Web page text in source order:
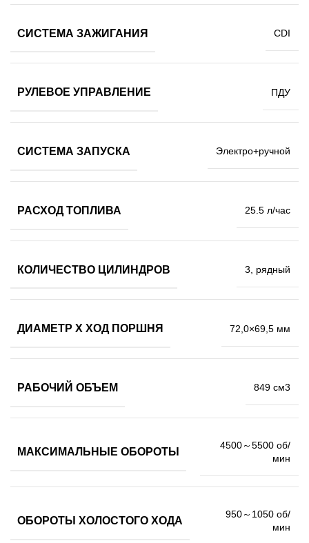
СИСТЕМА ЗАЖИГАНИЯ CDI
РУЛЕВОЕ УПРАВЛЕНИЕ ПДУ
СИСТЕМА ЗАПУСКА Электро+ручной
РАСХОД ТОПЛИВА 25.5 л/час
КОЛИЧЕСТВО ЦИЛИНДРОВ 3, рядный
ДИАМЕТР Х ХОД ПОРШНЯ 72,0×69,5 мм
РАБОЧИЙ ОБЪЕМ 849 см3
МАКСИМАЛЬНЫЕ ОБОРОТЫ
4500～5500 об/
мин
ОБОРОТЫ ХОЛОСТОГО ХОДА
950～1050 об/
мин